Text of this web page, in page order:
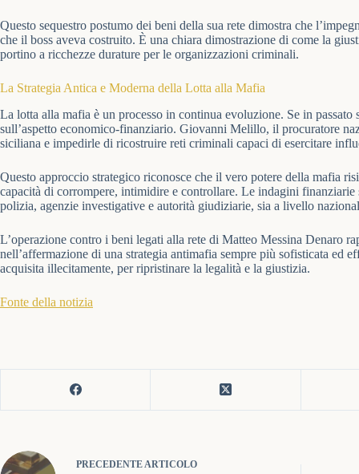
Questo sequestro postumo dei beni della sua rete dimostra che
che il boss aveva costruito. È una chiara dimostrazione di come la
portino a ricchezze durature per le organizzazioni criminali.
La Strategia Antica e Moderna della Lotta alla Mafia
La lotta alla mafia è un processo in continua evoluzione. Se in
sull’aspetto economico-finanziario. Giovanni Melillo, il procuratore
siciliana e impedirle di ricostruire reti criminali capaci di esercitare
Questo approccio strategico riconosce che il vero potere della mafia
capacità di corrompere, intimidire e controllare. Le indagini
polizia, agenzie investigative e autorità giudiziarie, sia a livello
L’operazione contro i beni legati alla rete di Matteo Messina Denaro
nell’affermazione di una strategia antimafia sempre più sofisticata ed
acquisita illecitamente, per ripristinare la legalità e la giustizia.
Fonte della notizia
PRECEDENTEARTICOLO